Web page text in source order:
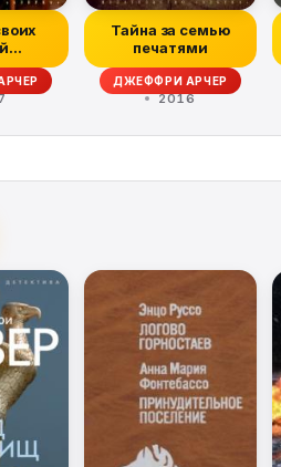
Тайна за семью
печатями
ДЖЕФФРИ АРЧЕР
2016